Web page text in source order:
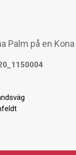
Palm på en Kona